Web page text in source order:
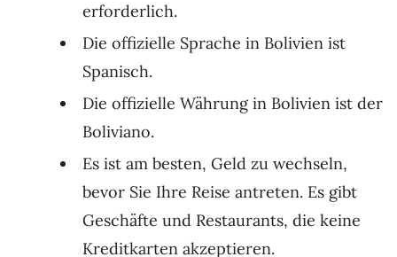
erforderlich.
Die offizielle Sprache in Bolivien ist
Spanisch.
Die offizielle Währung in Bolivien ist der
Boliviano.
Es ist am besten, Geld zu wechseln,
bevor Sie Ihre Reise antreten. Es gibt
Geschäfte und Restaurants, die keine
Kreditkarten akzeptieren.